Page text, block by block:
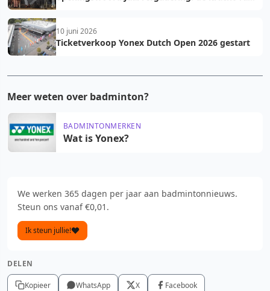
10 juni 2026
Ticketverkoop Yonex Dutch Open 2026 gestart
Meer weten over badminton?
BADMINTONMERKEN
Wat is Yonex?
We werken 365 dagen per jaar aan badmintonnieuws.
Steun ons vanaf €0,01.
Ik steun jullie!
DELEN
Kopieer WhatsApp X Facebook